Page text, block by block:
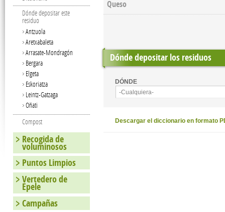
Queso
Dónde depositar los residuos
DÓNDE
-Cualquiera-
Descargar el diccionario en formato
Dónde depositar este
residuo
Antzuola
Aretxabaleta
Arrasate-Mondragón
Bergara
Elgeta
Eskoriatza
Leintz-Gatzaga
Oñati
Compost
Recogida de
voluminosos
Puntos Limpios
Vertedero de
Epele
Campañas